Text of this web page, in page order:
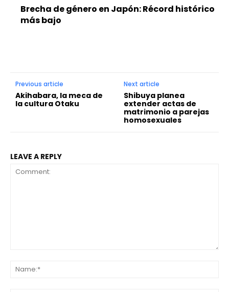
Brecha de género en Japón: Récord histórico
más bajo
Previous article
Akihabara, la meca de
la cultura Otaku
Next article
Shibuya planea
extender actas de
matrimonio a parejas
homosexuales
LEAVE A REPLY